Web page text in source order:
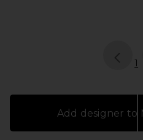
1
Add designer to